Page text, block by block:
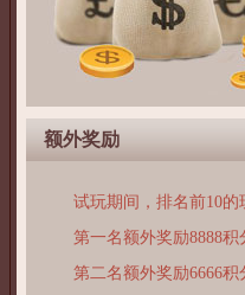
额外奖励
试玩期间，排名前10
第一名额外奖励8888积
第二名额外奖励6666积